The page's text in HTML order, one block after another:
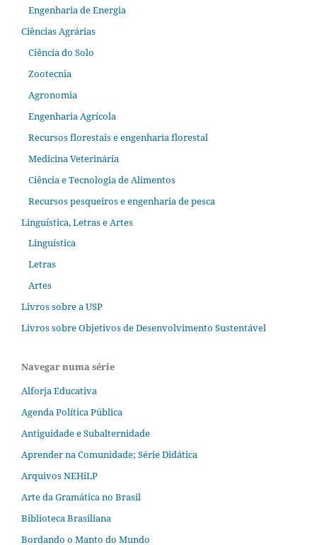
Engenharia de Energia
Ciências Agrárias
Ciência do Solo
Zootecnia
Agronomia
Engenharia Agrícola
Recursos florestais e engenharia florestal
Medicina Veterinária
Ciência e Tecnologia de Alimentos
Recursos pesqueiros e engenharia de pesca
Linguística, Letras e Artes
Linguística
Letras
Artes
Livros sobre a USP
Livros sobre Objetivos de Desenvolvimento Sustentável
Navegar numa série
Alforja Educativa
Agenda Política Pública
Antiguidade e Subalternidade
Aprender na Comunidade; Série Didática
Arquivos NEHiLP
Arte da Gramática no Brasil
Biblioteca Brasiliana
Bordando o Manto do Mundo